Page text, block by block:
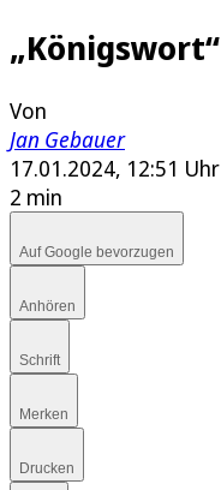
„Königswort“
Von
Jan Gebauer
17.01.2024, 12:51 Uhr
2 min
Auf Google bevorzugen
Anhören
Schrift
Merken
Drucken